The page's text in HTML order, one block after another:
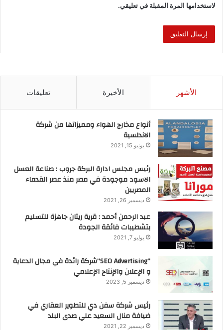
o
k
n
لاستخدامها المرة المقبلة في تعليقي.
الأشهر الأخيرة تعليقات
أنواع مخارج الهواء ومميزاتها من شركة
الاندلسية
يونيو 15, 2021
رئيس مجلس ادارة البركة جروب : صناعة العسل
الاسود موجودة في مصر منذ عصر القدماء
المصريين
ديسمبر 26, 2021
عبد الرحمن أحمد : قرية ريتان جاهزة للتسليم
بتشطيبات فائقة الجودة
يوليو 7, 2021
“SEO Advertising”شركة رائدة في مجال الدعاية
و الإعلان والإنتاج الإعلامي
ديسمبر 5, 2023
رئيس شركة سفن دي للتطوير العقاري في
ضيافة منال السعيد علي صدى البلد
ديسمبر 22, 2021